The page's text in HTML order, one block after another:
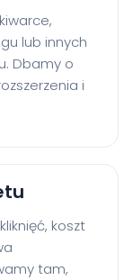
lub innych
Dbamy o
i
koszt
tam,